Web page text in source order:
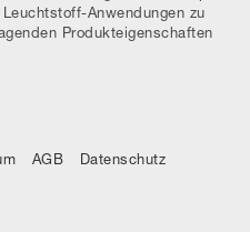
Anwendungen zu
Produkteigenschaften
AGB Datenschutz